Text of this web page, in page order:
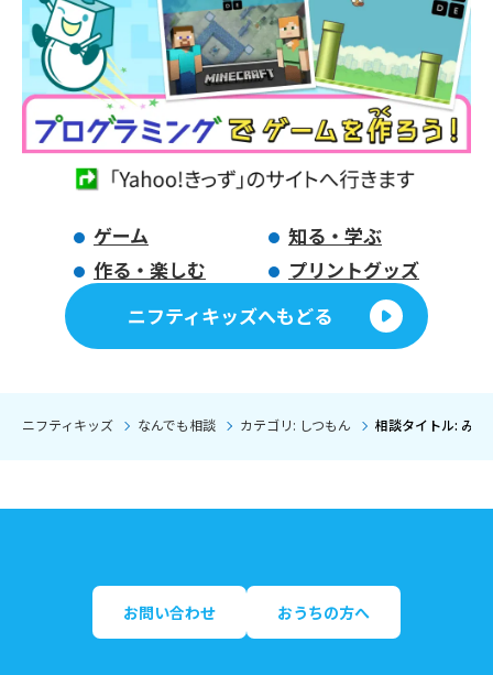
ゲーム
知る・学ぶ
作る・楽しむ
プリントグッズ
ニフティキッズへもどる
ニフティキッズ なんでも相談 カテゴリ: しつもん 相談タイトル: み
お問い合わせ おうちの方へ